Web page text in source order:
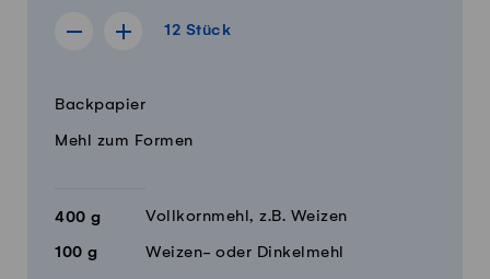
Rezept für 11 Stück anzeigen
Rezept für 13 Stück anzeigen
12 Stück
MengeZutaten
Backpapier
Mehl zum Formen
400 g Vollkornmehl, z.B. Weizen
100 g Weizen- oder Dinkelmehl